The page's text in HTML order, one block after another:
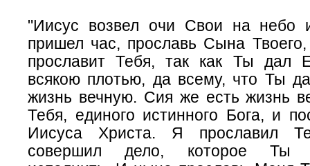
"Иисус возвел очи Свои на небо
пришел час, прославь Сына
прославит Тебя, так как Ты дал
всякою плотью, да всему, что Ты
жизнь вечную. Сия же есть жизнь
Тебя, единого истинного Бога, и
Иисуса Христа. Я прославил
совершил дело, которое Ты